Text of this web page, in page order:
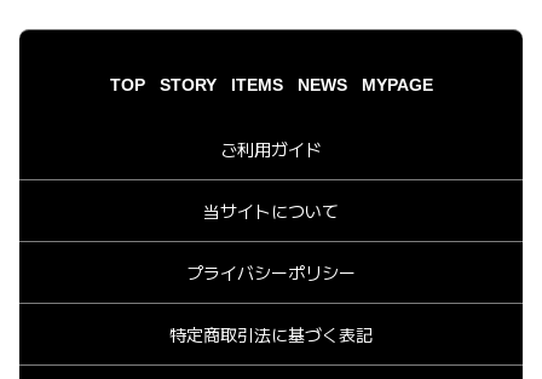
TOP STORY ITEMS NEWS MYPAGE
ご利用ガイド
当サイトについて
プライバシーポリシー
特定商取引法に基づく表記